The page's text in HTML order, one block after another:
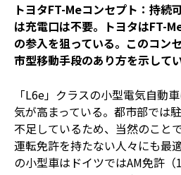
トヨタFT-Meコンセプト：持続
は充電口は不要。トヨタはFT-
の参入を狙っている。このコン
市型移動手段のあり方を示してい
「L6e」クラスの小型電気自動
気が高まっている。都市部では
不足しているため、当然のこと
運転免許を持たない人々にも最
の小型車はドイツではAM免許